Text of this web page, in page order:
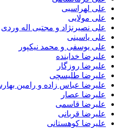
علی لهراسبی
علی مولایی
علی نصیرنژاد و مجتبی اله وردی
علی یاسینی
علی یوسفی و محمد نیکپور
علیرضا خدابنده
علیرضا روزگار
علیرضا طلیسچی
علیرضا عباس زاده و رامین
علیرضا عصار
علیرضا قاسمی
علیرضا قربانی
علیرضا کوهستانی